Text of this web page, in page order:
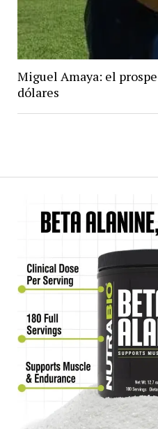
Miguel Amaya: el
dólares